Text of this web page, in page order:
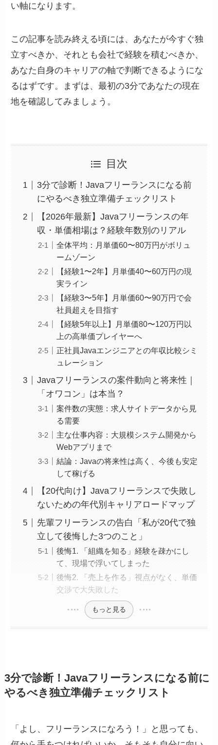
い軸になります。
この記事を読み終える頃には、あなたが今すぐ独
立すべきか、それとも会社で経験を積むべきか、
あなた自身のキャリアの軸で判断できるようにな
るはずです。まずは、最初の3分であなたの現在
地を確認してみましょう。
目次
3分で診断！Javaフリーランスになる前
にやるべき独立準備チェックリスト
【2026年最新】Javaフリーランスの年
収・単価相場は？経験年数別のリアル
全体平均：月単価60〜80万円がボリュ
ームゾーン
【経験1〜2年】月単価40〜60万円の現
実ライン
【経験3〜5年】月単価60〜90万円で会
社員超えを目指す
【経験5年以上】月単価80〜120万円以
上の高単価プレイヤーへ
正社員Javaエンジニアとの年収比較シミ
ュレーション
Javaフリーランスの案件動向と将来性｜
「オワコン」は本当？
案件数の実態：求人サイトデータから見
る需要
主な仕事内容：大規模システム開発から
Webアプリまで
結論：Javaの将来性は高く、今後も安定
して稼げる
【20代向け】Javaフリーランスで失敗し
ないための年代別キャリアロードマップ
先輩フリーランスの告白「私が20代で独
立して後悔した3つのこと」
後悔1. 「組織を知る」経験を疎かにし
て、現場で浮いてしまった
後悔2. 「売上を作る」視点がなく、単価
交渉で大失敗した
もっと見る
3分で診断！Javaフリーランスになる前に
やるべき独立準備チェックリスト
「よし、フリーランスになろう！」と思っても、